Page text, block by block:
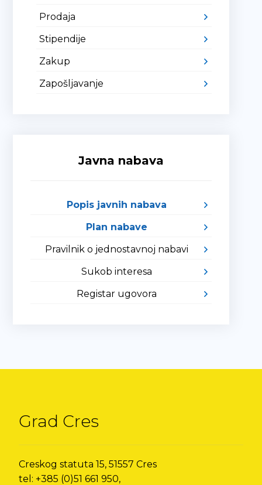
Prodaja
Stipendije
Zakup
Zapošljavanje
Javna nabava
Popis javnih nabava
Plan nabave
Pravilnik o jednostavnoj nabavi
Sukob interesa
Registar ugovora
Grad Cres
Creskog statuta 15, 51557 Cres
tel: +385 (0)51 661 950,